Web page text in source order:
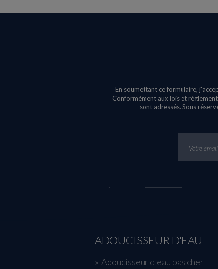
En soumettant ce formulaire,
Conformément aux lois et
sont adressés. Sous
ADOUCISSEUR D'EAU
Adoucisseur d'eau pas cher